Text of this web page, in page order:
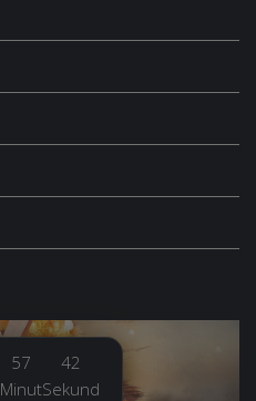
57
Minut
43
Sekund